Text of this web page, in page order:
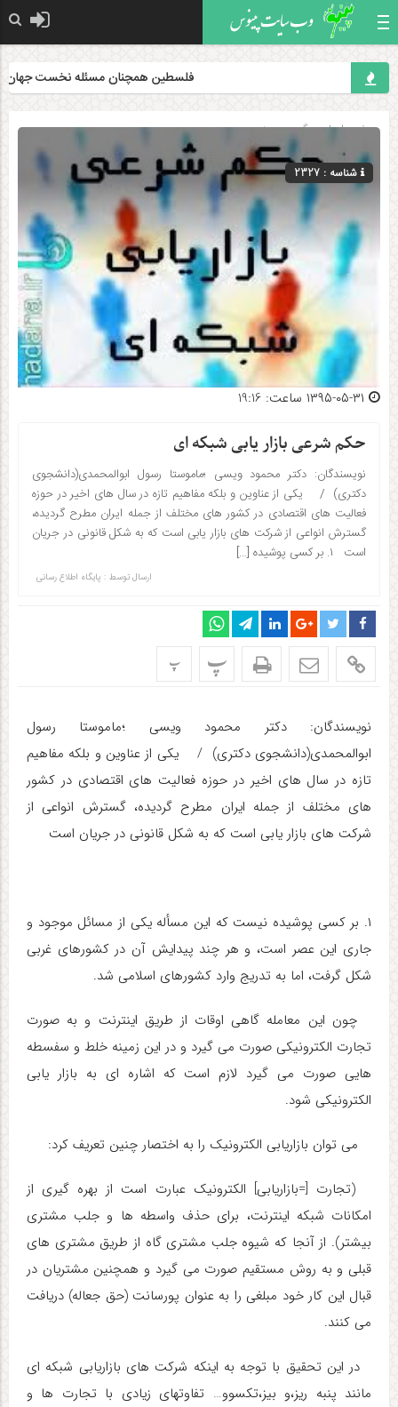
فلسطین همچنان مسئله نخست جهان
صفحه اصلی» گروه »دینی
شناسه : 2327
حکم شرعی بازار یابی شبکه ای
نویسندگان: دکتر محمود ویسی ؛ماموستا رسول ابوالمحمدی(دانشجوی
دکتری) / یکی از عناوین و بلکه مفاهیم تازه در سال های اخیر در حوزه
فعالیت های اقتصادی در کشور های مختلف از جمله ایران مطرح گردیده،
گسترش انواعی از شرکت های بازار یابی است که به شکل قانونی در جریان
است ۱. بر کسی پوشیده […]
ارسال توسط : پایگاه اطلاع رسانی
پ پ
نویسندگان:دکتر محمود ویسی ؛ماموستا رسول
ابوالمحمدی(دانشجوی دکتری) / یکی از عناوین و بلکه مفاهیم
تازه در سال های اخیر در حوزه فعالیت های اقتصادی در کشور
های مختلف از جمله ایران مطرح گردیده، گسترش انواعی از
شرکت های بازار یابی است که به شکل قانونی در جریان است
۱. بر کسی پوشیده نیست که این مسأله یکی از مسائل موجود و
جاری این عصر است، و هر چند پیدایش آن در کشورهای غربی
شکل گرفت، اما به تدریج وارد کشورهای اسلامی شد.
چون این معامله گاهی اوقات از طریق اینترنت و به صورت
تجارت الکترونیکی صورت می گیرد و در این زمینه خلط و سفسطه
هایی صورت می گیرد لازم است که اشاره ای به بازار یابی
الکترونیکی شود.
می توان بازاریابی الکترونیک را به اختصار چنین تعریف کرد:
(تجارت [=بازاریابی] الکترونیک عبارت است از بهره گیری از
امکانات شبکه اینترنت، برای حذف واسطه ها و جلب مشتری
بیشتر). از آنجا که شیوه جلب مشتری گاه از طریق مشتری های
قبلی و به روش مستقیم صورت می گیرد و همچنین مشتریان در
قبال این کار خود مبلغی را به عنوان پورسانت (حق جعاله) دریافت
می کنند.
در این تحقیق با توجه به اینکه شرکت های بازاریابی شبکه ای
مانند پنبه ریز،و بیز،تکسوو… تفاوتهای زیادی با تجارت ها و